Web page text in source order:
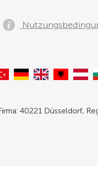
40221 Düsseldorf,